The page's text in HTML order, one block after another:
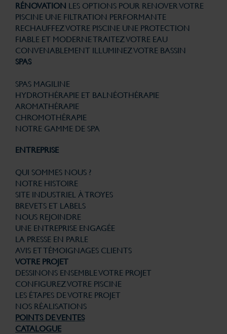
RÉNOVATION LES OPTIONS POUR RENOVER VOTRE
PISCINE UNE FILTRATION PERFORMANTE
RECHAUFFEZ VOTRE PISCINE UNE PROTECTION
FIABLE ET MODERNETRAITEZ VOTRE EAU
CONVENABLEMENT ILLUMINEZ VOTRE BASSIN
SPAS
SPAS MAGILINE
HYDROTHÉRAPIE ET BALNÉOTHÉRAPIE
AROMATHÉRAPIE
CHROMOTHÉRAPIE
NOTRE GAMME DE SPA
ENTREPRISE
QUI SOMMES NOUS ?
NOTRE HISTOIRE
SITE INDUSTRIEL À TROYES
BREVETS ET LABELS
NOUS REJOINDRE
UNE ENTREPRISE ENGAGÉE
LA PRESSE EN PARLE
AVIS ET TÉMOIGNAGES CLIENTS
VOTRE PROJET
DESSINONS ENSEMBLE VOTRE PROJET
CONFIGUREZ VOTRE PISCINE
LES ÉTAPES DE VOTRE PROJET
NOS RÉALISATIONS
POINTS DE VENTES
CATALOGUE